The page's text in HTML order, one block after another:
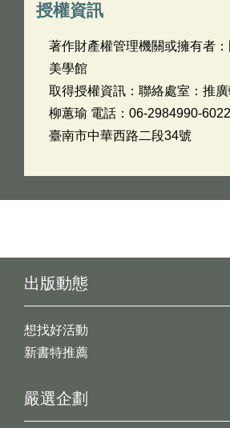
授權資訊
著作財產權管理機關或擁有者
美學館
取得授權資訊：聯絡處室：推廣
柳蕙瑜 電話：06-2984990-
臺南市中華西路二段34號
出版動態
想找好活動
新書特推薦
嚴選企劃